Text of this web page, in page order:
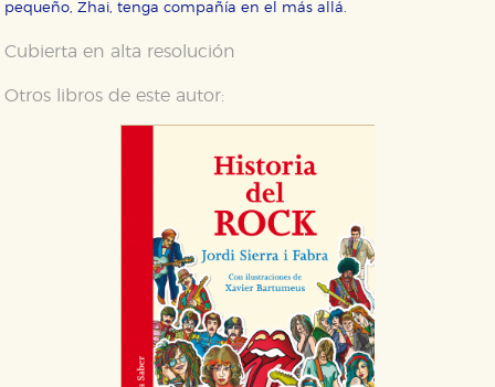
pequeño, Zhai, tenga compañía en el más allá.
Cubierta en alta resolución
Otros libros de este autor: